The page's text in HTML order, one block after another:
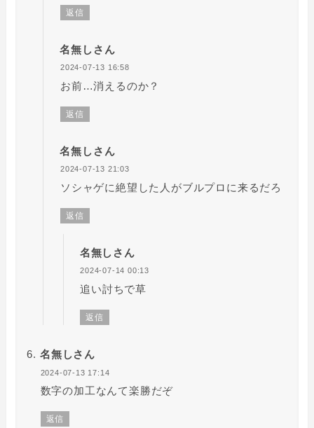
返信
名無しさん
2024-07-13 16:58
お前…消えるのか？
返信
名無しさん
2024-07-13 21:03
ソシャゲに絶望した人がブルプロに来るだろ
返信
名無しさん
2024-07-14 00:13
追い討ちで草
返信
名無しさん
2024-07-13 17:14
数字の加工なんて楽勝だぞ
返信